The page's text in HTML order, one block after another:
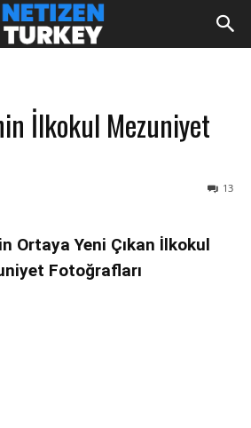
İlkokul Mezuniyet
13
Ortaya Yeni Çıkan İlkokul
Fotoğrafları